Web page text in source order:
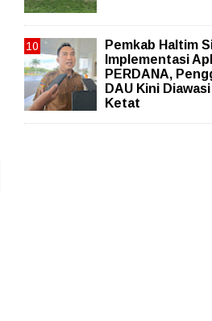
Pemkab Haltim
Implementasi
PERDANA,
DAU Kini
Ketat